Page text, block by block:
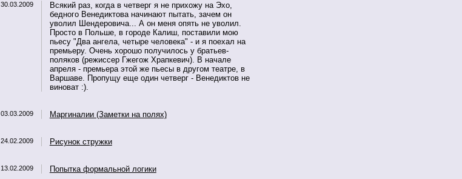
30.03.2009
Всякий раз, когда в четверг я не прихожу на Эхо,
бедного Венедиктова начинают пытать, зачем он
уволил Шендеровича... А он меня опять не уволил.
Просто в Польше, в городе Калиш, поставили мою
пьесу "Два ангела, четыре человека" - и я поехал на
премьеру. Очень хорошо получилось у братьев-
поляков (режиссер Гжегож Храпкевич). В начале
апреля - премьера этой же пьесы в другом театре, в
Варшаве. Пропущу еще один четверг - Венедиктов не
виноват :).
03.03.2009 Маргиналии (Заметки на полях)
24.02.2009 Рисунок стружки
13.02.2009 Попытка формальной логики